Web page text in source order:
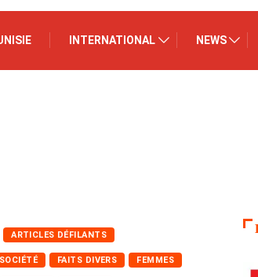
INTERNATIONAL NEWS
ARTICLES DÉFILANTS
FAITS DIVERS FEMMES